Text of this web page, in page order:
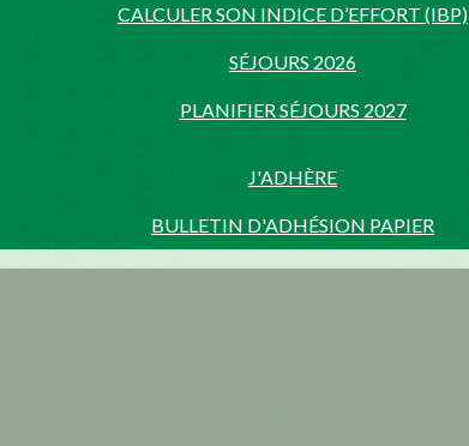
CALCULER SON INDICE D’EFFORT (IBP)
SÉJOURS 2026
PLANIFIER SÉJOURS 2027
J'ADHÈRE
BULLETIN D'ADHÉSION PAPIER